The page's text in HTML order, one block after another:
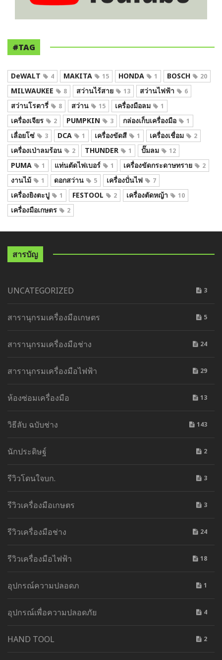
#TAG
DeWALT 4 MAKITA 15 HONDA 1 BOSCH 20
MILWAUKEE 8 สว่านไร้สาย 13 สว่านไฟฟ้า 6
สว่านโรตารี่ 8 สว่าน 15 เครื่องมือลม 1
เครื่องเจียร 2 PUMPKIN 3 กล่องเก็บเครื่องมือ 1
เลื่อยโซ่ 3 DCA 1 เครื่องขัดสี 1 เครื่องเชื่อม 2
เครื่องเป่าลมร้อน 2 THUNDER 1 ปั๊มลม 12
PUMA 1 แท่นตัดไฟเบอร์ 1 เครื่องขัดกระดาษทราย 2
งานไม้ 1 ดอกสว่าน 5 เครื่องปั่นไฟ 7
เครื่องยิงตะปู 1 FESTOOL 2 เครื่องตัดหญ้า 10
เครื่องมือเกษตร 2
สารบัญ
UNCATEGORIZED 3
สารานุกรมเครื่องมือเกษตร 5
สารานุกรมเครื่องมือช่าง 24
สารานุกรมเครื่องมือไฟฟ้า 29
ห้องซ่อมเครื่องมือ 13
วิธีลับ ฉบับช่าง 143
นักประดิษฐ์ 2
รีวิวโดนใจบก. 3
รีวิวเครื่องมือเกษตร 3
รีวิวเครื่องมือช่าง 24
รีวิวเครื่องมือไฟฟ้า 18
อุปกรณ์ความปลอดภ 1
อุปกรณ์เพื่อความปลอดภัย 4
HAND TOOL 2